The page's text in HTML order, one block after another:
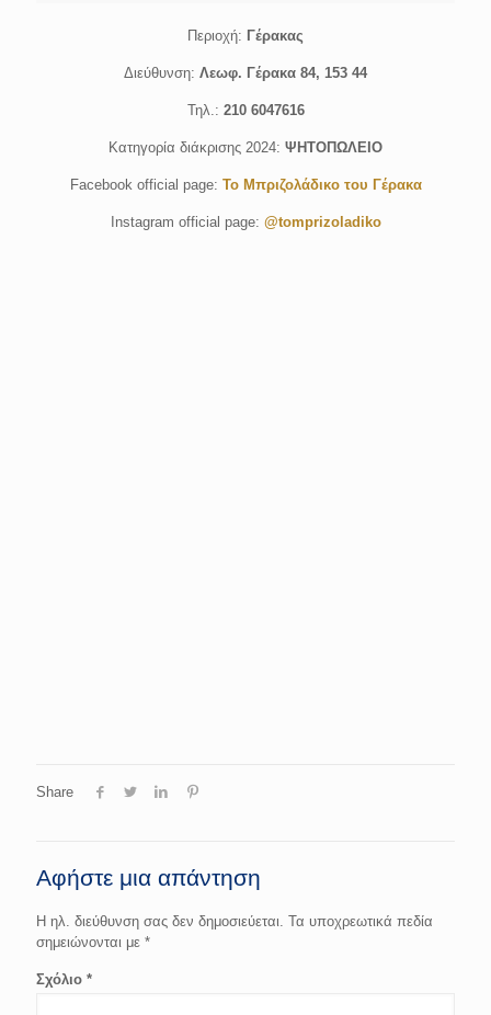
Περιοχή: Γέρακας
Διεύθυνση: Λεωφ. Γέρακα 84, 153 44
Τηλ.: 210 6047616
Κατηγορία διάκρισης 2024: ΨΗΤΟΠΩΛΕΙΟ
Facebook official page: To Μπριζολάδικο του Γέρακα
Instagram official page: @tomprizoladiko
Share
Αφήστε μια απάντηση
Η ηλ. διεύθυνση σας δεν δημοσιεύεται. Τα υποχρεωτικά πεδία
σημειώνονται με *
Σχόλιο *